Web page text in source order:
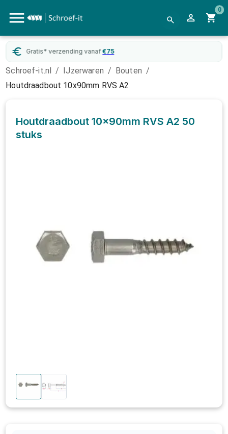
0
Gratis* verzending vanaf €75
Schroef-it.nl / IJzerwaren / Bouten /
Houtdraadbout 10x90mm RVS A2
Houtdraadbout 10x90mm RVS A2 50
stuks